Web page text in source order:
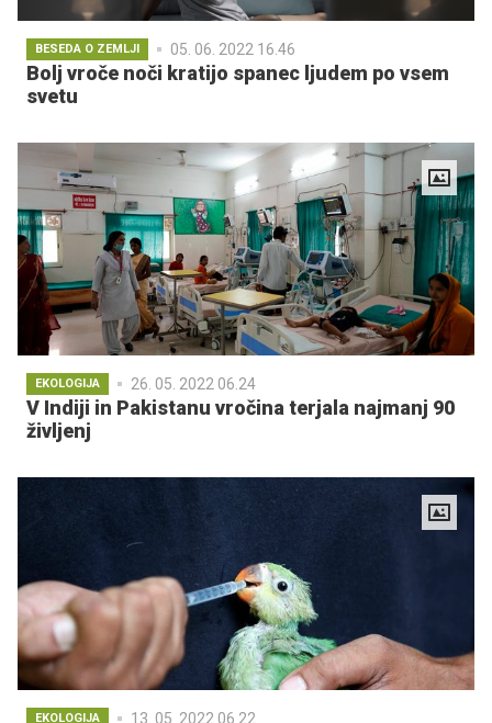
BESEDA O ZEMLJI 05. 06. 2022 16.46
Bolj vroče noči kratijo spanec ljudem po vsem
svetu
EKOLOGIJA 26. 05. 2022 06.24
V Indiji in Pakistanu vročina terjala najmanj 90
življenj
EKOLOGIJA 13. 05. 2022 06.22